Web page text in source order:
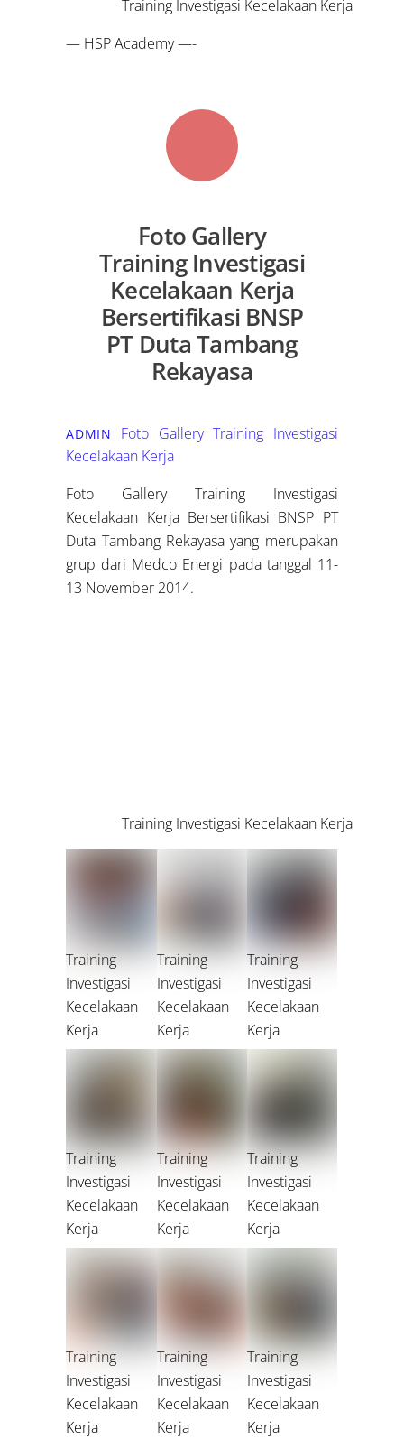
Training Investigasi Kecelakaan Kerja
— HSP Academy —-
Foto Gallery
Training Investigasi
Kecelakaan Kerja
Bersertifikasi BNSP
PT Duta Tambang
Rekayasa
ADMIN Foto Gallery Training Investigasi
Kecelakaan Kerja
Foto Gallery Training Investigasi
Kecelakaan Kerja Bersertifikasi BNSP PT
Duta Tambang Rekayasa yang merupakan
grup dari Medco Energi pada tanggal 11-
13 November 2014.
Training Investigasi Kecelakaan Kerja
Training
Investigasi
Kecelakaan
Kerja
Training
Investigasi
Kecelakaan
Kerja
Training
Investigasi
Kecelakaan
Kerja
Training
Investigasi
Kecelakaan
Kerja
Training
Investigasi
Kecelakaan
Kerja
Training
Investigasi
Kecelakaan
Kerja
Training
Investigasi
Kecelakaan
Kerja
Training
Investigasi
Kecelakaan
Kerja
Training
Investigasi
Kecelakaan
Kerja